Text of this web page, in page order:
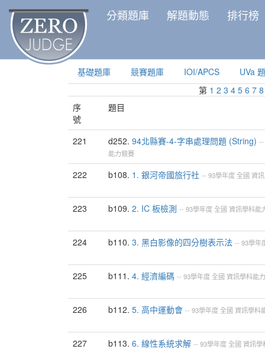
分類題庫 解題動態 排行榜
基礎題庫 競賽題庫 IOI/APCS
UVa
第 1 2 3 4 5 6 7 8
序
號
題目
221 d252. 94北縣賽-4-字串處理問題 (String) --
能力競賽
222 b108. 1. 銀河帝國旅行社 -- 93學年度全國 資
223 b109. 2. IC 板檢測 -- 93學年度全國 資訊學科能
224 b110. 3. 黑白影像的四分樹表示法 -- 93學年
225 b111. 4. 經濟編碼 -- 93學年度全國 資訊學科能
226 b112. 5. 高中運動會 -- 93學年度全國 資訊學科
227 b113. 6. 線性系統求解 -- 93學年度全國 資訊學